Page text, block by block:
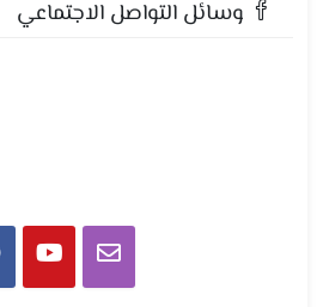
وسائل التواصل الاجتماعي